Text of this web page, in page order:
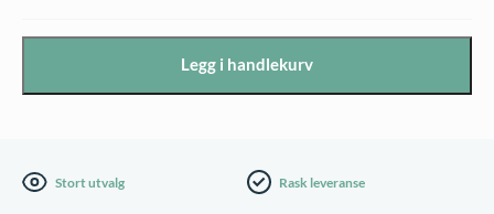
flere
Legg i handlekurv
Stort utvalg Rask leveranse